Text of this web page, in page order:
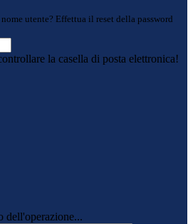
utente? Effettua il reset della password
la casella di posta elettronica!
dell'operazione...